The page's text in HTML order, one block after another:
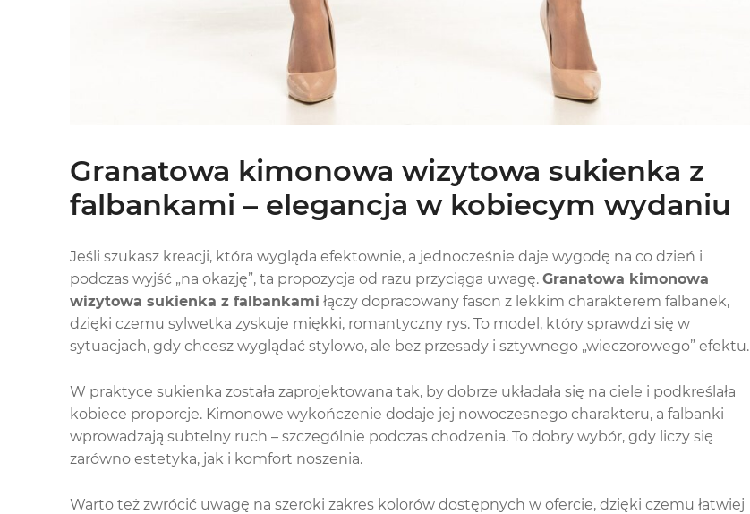
Granatowa kimonowa wizytowa sukienka z
falbankami – elegancja w kobiecym wydaniu
Jeśli szukasz kreacji, która wygląda efektownie, a jednocześnie daje wygodę na co dzień i
podczas wyjść „na okazję”, ta propozycja od razu przyciąga uwagę. Granatowa kimonowa
wizytowa sukienka z falbankami łączy dopracowany fason z lekkim charakterem falbanek,
dzięki czemu sylwetka zyskuje miękki, romantyczny rys. To model, który sprawdzi się w
sytuacjach, gdy chcesz wyglądać stylowo, ale bez przesady i sztywnego „wieczorowego” efektu.
W praktyce sukienka została zaprojektowana tak, by dobrze układała się na ciele i podkreślała
kobiece proporcje. Kimonowe wykończenie dodaje jej nowoczesnego charakteru, a falbanki
wprowadzają subtelny ruch – szczególnie podczas chodzenia. To dobry wybór, gdy liczy się
zarówno estetyka, jak i komfort noszenia.
Warto też zwrócić uwagę na szeroki zakres kolorów dostępnych w ofercie, dzięki czemu łatwiej